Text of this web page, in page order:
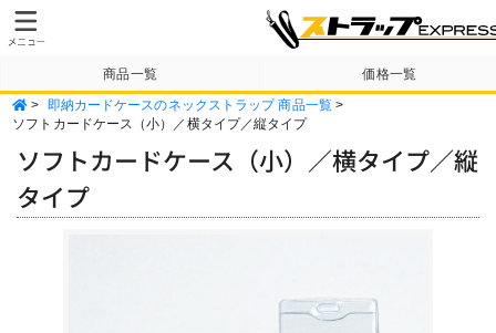
商品一覧 価格一覧
納期・送料について
> 即納カードケースのネックストラップ 商品一覧>
ソフトカードケース（小）／横タイプ／縦タイプ
ソフトカードケース（小）／横タイプ／縦
タイプ